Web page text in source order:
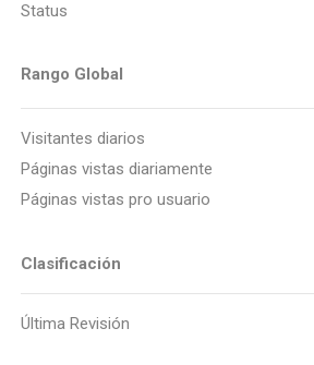
Status
Rango Global
Visitantes diarios
Páginas vistas diariamente
Páginas vistas pro usuario
Clasificación
Última Revisión